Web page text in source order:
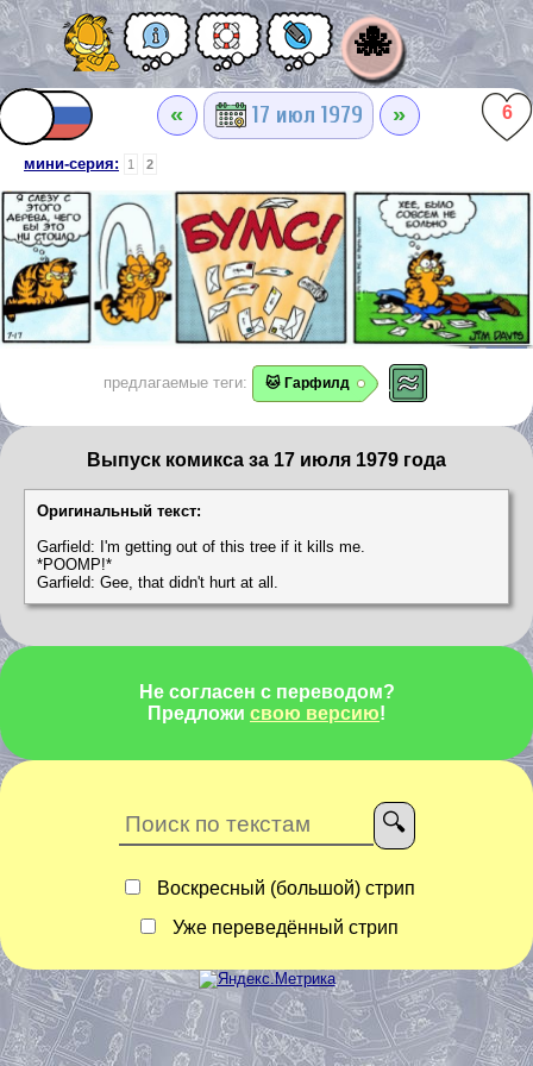
🐙
« 17 июл 1979 » 6
мини-серия: 1 2
предлагаемые теги: 🐱 Гарфилд
Выпуск комикса за 17 июля 1979 года
Оригинальный текст:
Garfield: I'm getting out of this tree if it kills me.
*POOMP!*
Garfield: Gee, that didn't hurt at all.
Не согласен с переводом?
Предложи свою версию!
Воскресный (большой) стрип
Уже переведённый стрип